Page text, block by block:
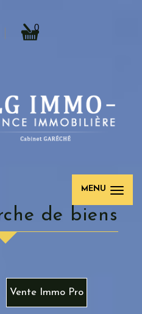
0
MENU
de biens
Vente Immo Pro